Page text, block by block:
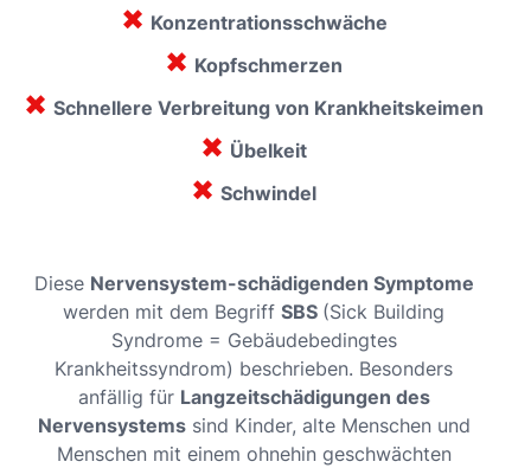
✖ Konzentrationsschwäche
✖ Kopfschmerzen
✖ Schnellere Verbreitung von Krankheitskeimen
✖ Übelkeit
✖ Schwindel
Diese Nervensystem-schädigenden Symptome
werden mit dem Begriff SBS (Sick Building
Syndrome = Gebäudebedingtes
Krankheitssyndrom) beschrieben. Besonders
anfällig für Langzeitschädigungen des
Nervensystemssind Kinder, alte Menschen und
Menschen mit einem ohnehin geschwächten